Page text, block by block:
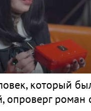
который
опроверг роман